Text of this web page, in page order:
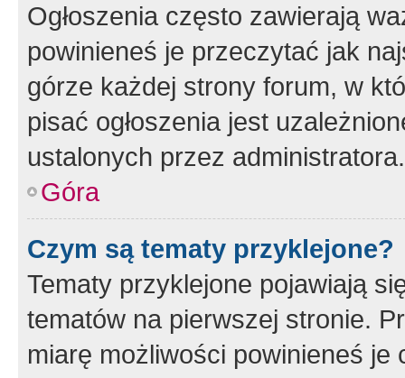
Ogłoszenia często zawierają
powinieneś je przeczytać jak
górze każdej strony forum, w
pisać ogłoszenia jest
ustalonych przez administratora.
Góra
Czym są tematy przyklejone?
Tematy przyklejone pojawiają
tematów na pierwszej stronie.
miarę możliwości powinieneś je